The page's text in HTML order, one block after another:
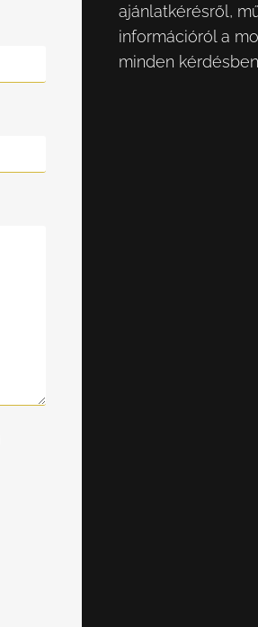
ajánlatkérésről,
információról a
minden